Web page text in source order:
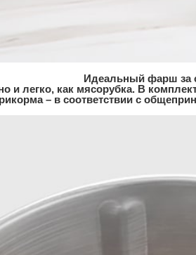
Идеальный фарш за
и легко, как мясорубка. В
– в соответствии с